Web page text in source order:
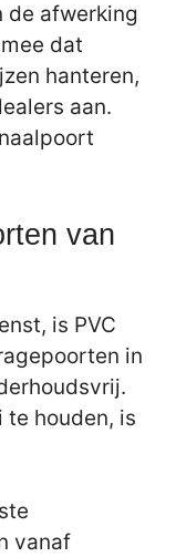
de afwerking
dat
hanteren,
aan.
van
is PVC
in
te houden, is
vanaf